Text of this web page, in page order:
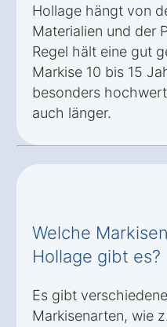
Hollage hängt von
Materialien und der
Regel hält eine gut
Markise 10 bis 15
besonders
auch länger.
Welche
Hollage gibt es?
Es gibt verschiedene
Markisenarten, wie